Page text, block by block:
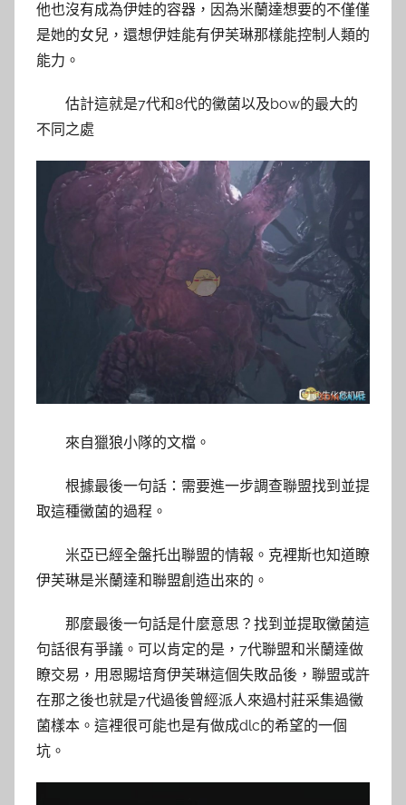
他也沒有成為伊娃的容器，因為米蘭達想要的不僅僅
是她的女兒，還想伊娃能有伊芙琳那樣能控制人類的
能力。
估計這就是7代和8代的黴菌以及bow的最大的
不同之處
來自獵狼小隊的文檔。
根據最後一句話：需要進一步調查聯盟找到並提
取這種黴菌的過程。
米亞已經全盤托出聯盟的情報。克裡斯也知道瞭
伊芙琳是米蘭達和聯盟創造出來的。
那麼最後一句話是什麼意思？找到並提取黴菌這
句話很有爭議。可以肯定的是，7代聯盟和米蘭達做
瞭交易，用恩賜培育伊芙琳這個失敗品後，聯盟或許
在那之後也就是7代過後曾經派人來過村莊采集過黴
菌樣本。這裡很可能也是有做成dlc的希望的一個
坑。